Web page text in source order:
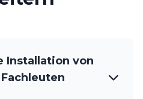
Installation von